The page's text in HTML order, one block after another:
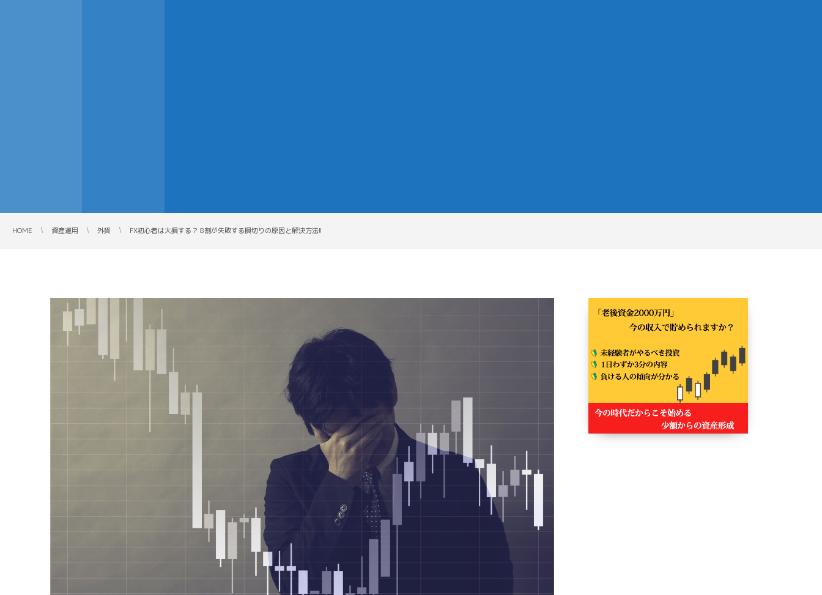
HOME 資産運用 外貨 FX初心者は大損する？ 8割が失敗する損切りの原因と解決方法!!